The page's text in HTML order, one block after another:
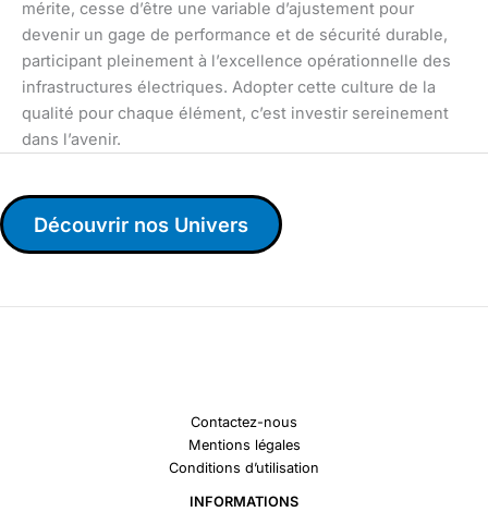
mérite, cesse d’être une variable d’ajustement pour
devenir un gage de performance et de sécurité durable,
participant pleinement à l’excellence opérationnelle des
infrastructures électriques. Adopter cette culture de la
qualité pour chaque élément, c’est investir sereinement
dans l’avenir.
Découvrir nos Univers
Contactez-nous
Mentions légales
Conditions d’utilisation
INFORMATIONS